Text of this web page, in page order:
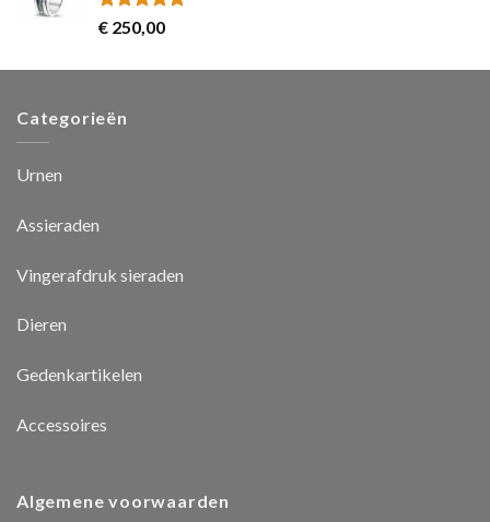
Rated5.00
out of 5
€ 250,00
Categorieën
Urnen
Assieraden
Vingerafdruk sieraden
Dieren
Gedenkartikelen
Accessoires
Algemene voorwaarden